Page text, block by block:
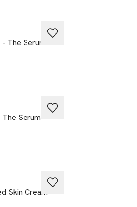
- The Serum
The Serum
Skin Cream